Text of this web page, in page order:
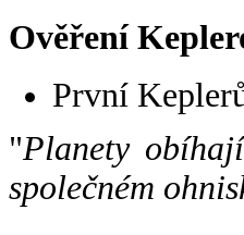
Ověření
První
"Planety
společném